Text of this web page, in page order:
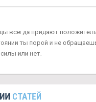
всегда придают
ты порой и не
или нет.
СТАТЕЙ